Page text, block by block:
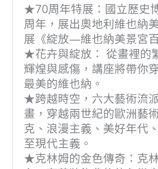
★70周年特展：國立歷史
周年，展出奧地利維也納
展《綻放—維也納美景宮
★花卉與綻放： 從畫裡的
輝煌與感傷，講座將帶你
最美的維也納。
★跨越時空，六大藝術流
畫，穿越兩世紀的歐洲藝
克、浪漫主義、美好年代
至現代主義。
★克林姆的金色傳奇：克